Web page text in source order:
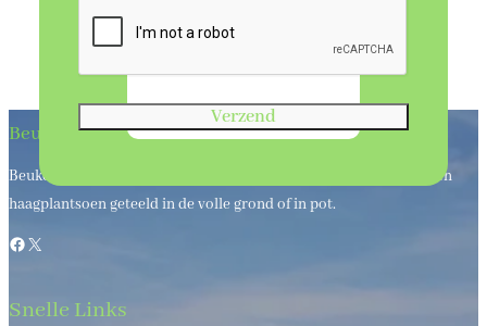
Verzend
Beukenhaagkwekerij
Beukenhaagkwekerij al meer dan 50 jaar uw leverancier van bos en
haagplantsoen geteeld in de volle grond of in pot.
Facebook
X
Snelle Links